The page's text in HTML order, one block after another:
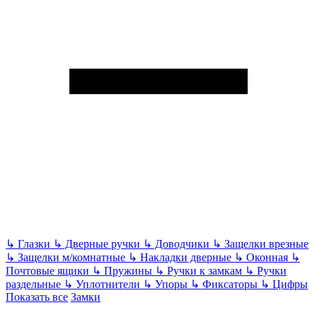
↳ Глазки ↳ Дверные ручки ↳ Доводчики ↳ Защелки врезные
↳ Защелки м/комнатные ↳ Накладки дверные ↳ Оконная ↳
Почтовые ящики ↳ Пружины ↳ Ручки к замкам ↳ Ручки
раздельные ↳ Уплотнители ↳ Упоры ↳ Фиксаторы ↳ Цифры
Показать все Замки